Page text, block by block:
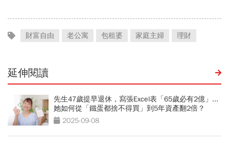
財富自由 老公寓 包租婆 家庭主婦 理財
延伸閱讀
先生47歲提早退休，寫張Excel表「65歲必有2億」...
她如何從「鐵蛋都捨不得買」到5年資產翻2倍？
2025-09-08